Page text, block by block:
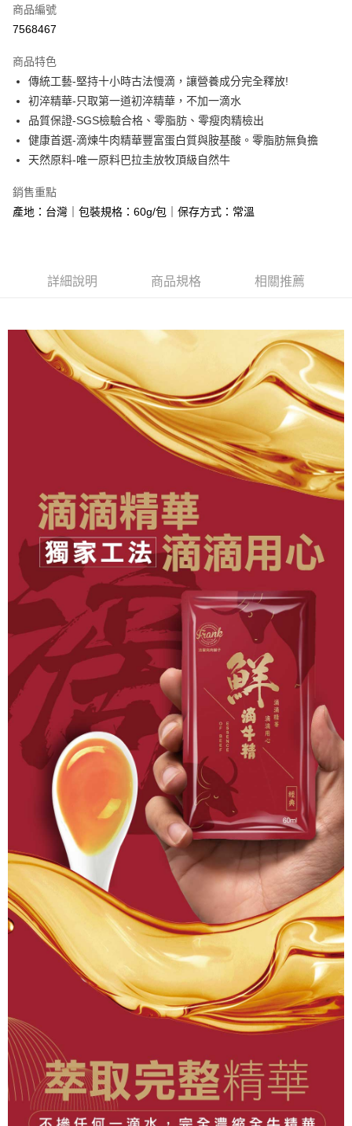
LINE Pay
街口支付
悠遊付
Google Pay
大哥付你分期
相關說明
1.本服務由台灣大哥大提供，台灣大哥大用戶可立即使用無須另外申請。
3.實際核准額度、可分期數及費用金額請依後續交易確認頁面所載為準。
4.訂單成立30分鐘內，如未前往確認交易或遇審核未通過，訂單將自動取
【繳款方式說明】
1.分期款項不併入電信帳單，「大哥付你分期」於每月結算日後寄送繳費提
醒簡訊。
2.透過簡訊連結打開帳單後，可選擇「超商條碼／台灣大直營門市／銀行轉
帳／街口支付／iPASS MONEY」等通路繳費。
1.本服務係由「台灣大哥大股份有限公司」（以下簡稱本公司）所提供，讓
用戶於交易時，得透過本服務購買商品或服務，並由商店將買賣／分期付款
買賣價金債權讓與本公司後，依約使用本公司帳單繳交帳款。
2.基於同意付款使用「大哥付你分期」之契約關係目的，商店將以您的個人
資料（包含姓名、電話或地址）提供予台灣大哥大進項蒐集、處理及利用，
由本公司與您本人進行分期帳單所需資料之確認、核對及更正。
3.完整用戶服務條款，請詳閱以下連結：https://oppay.tw/userRule
AFTEE先享後付
便利好安心！
【「AFTEE先享後付」結帳流程】
１．於結帳方式選擇「AFTEE先享後付」後，將跳轉至「AFTEE先享後付」
結帳頁面，進行簡訊認證並確認金額後，即可完成結帳。
２．訂單成立數日內，您將收到繳費通知簡訊。
３．收到繳費通知簡訊後14天內，點擊此簡訊中的連結，可透過四大超商／
ATM／網路銀行／等多元方式進行付款，方視為交易完成。
※ 請注意：結帳手續完成當下不需立刻繳費，但若您需要取消訂單，請聯絡
購買商品的店家。未經商家同意取消之訂單仍視為有效，需透過AFTEE先享
※ 交易是否成功請以「AFTEE先享後付 」之結帳頁面顯示為準，若有關於
是否繳費成功／繳費後需取消欲退款等相關疑問，請聯繫「AFTEE先享後付
客戶支援中心」https://netprotections.freshdesk.com/support/home
【注意事項】
１．透過由恩沛科技股份有限公司提供之「AFTEE先享後付」服務完成之交
易，需依本服務之必要範圍內提供個人資料，並將交易相關給付款項請求債
權轉讓予恩沛科技股份有限公司。
２．關於個人資料處理事宜，請瀏覽以下網址：
https://aftee.tw/terms/#terms3
３．未成年的使用者請事先徵得法定代理人或監護人之同意方可使用
「AFTEE先享後付」，若未經同意申辦者引起之損失，本公司不負相關責
任。
４．使用「AFTEE先享後付」時，將依據個別帳號之用戶狀況，依本公司即
時審查核予不同之上限額度；若仍有額度不足之情形，本公司將視審查結果
請求用戶進行身份認證。
５．嚴禁一人註冊多個帳號或使用他人資訊註冊。若發現惡意使用之情形，
恩沛科技股份有限公司將有權停止該用戶之使用額度並採取法律行動。
貨到付款
運送方式
7-11常溫超取(預計3-5天)(購買金額最高到2999元，超過請選
每筆NT$100，滿NT$1,000(含以上)免運費
常溫宅配(配送時間18:00前)
每筆NT$150，滿NT$1,500(含以上)免運費
每筆NT$150，滿NT$1,500(含以上)免運費
商品編號
7568467
商品特色
傳統工藝-堅持十小時古法慢滴，讓營養成分完全釋放!
初淬精華-只取第一道初淬精華，不加一滴水
品質保證-SGS檢驗合格、零脂肪、零瘦肉精檢出
健康首選-滴煉牛肉精華豐富蛋白質與胺基酸。零脂肪無負擔
天然原料-唯一原料巴拉圭放牧頂級自然牛
銷售重點
產地：台灣｜包裝規格：60g/包｜保存方式：常溫
詳細說明 商品規格 相關推薦